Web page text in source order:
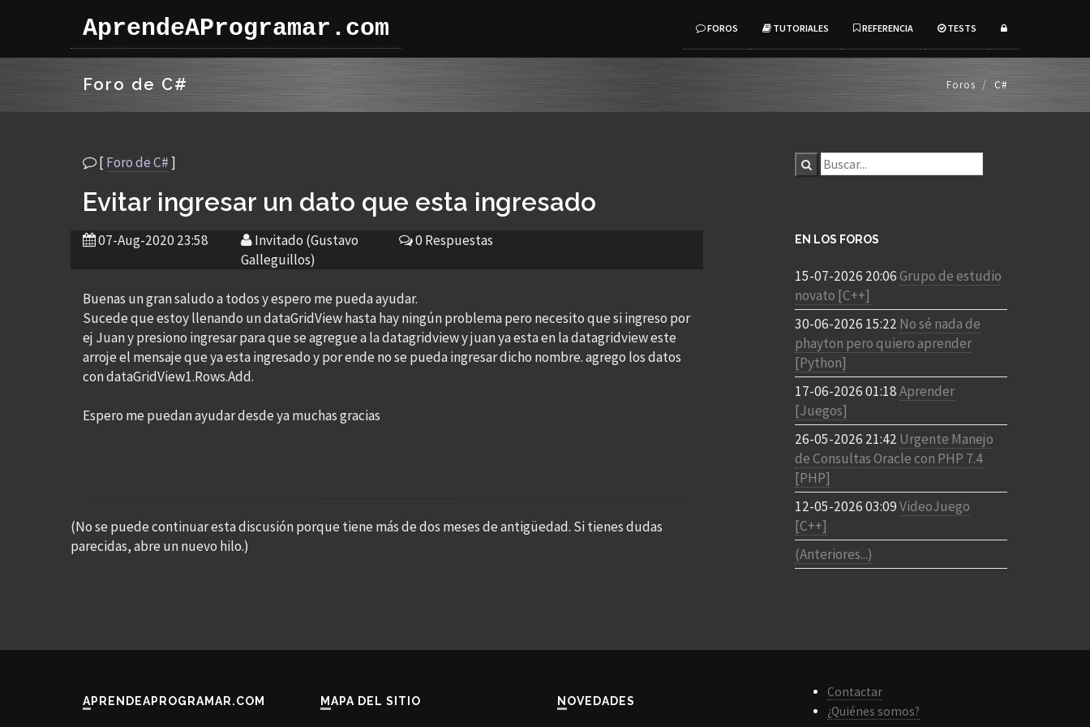
AprendeAProgramar.com FOROS TUTORIALES REFERENCIA TESTS
Foro de C# Foros C#
[Foro de C#]
Evitar ingresar un dato que esta ingresado
07-Aug-2020 23:58
Invitado (Gustavo
Galleguillos)
0 Respuestas
Buenas un gran saludo a todos y espero me pueda ayudar.
Sucede que estoy llenando un dataGridView hasta hay ningún problema pero necesito que si ingreso por
ej Juan y presiono ingresar para que se agregue a la datagridview y juan ya esta en la datagridview este
arroje el mensaje que ya esta ingresado y por ende no se pueda ingresar dicho nombre. agrego los datos
con dataGridView1.Rows.Add.
Espero me puedan ayudar desde ya muchas gracias
(No se puede continuar esta discusión porque tiene más de dos meses de antigüedad. Si tienes dudas
parecidas, abre un nuevo hilo.)
EN LOS FOROS
15-07-2026 20:06Grupo de estudio
novato [C++]
30-06-2026 15:22 No sé nada de
phayton pero quiero aprender
[Python]
17-06-2026 01:18Aprender
[Juegos]
26-05-2026 21:42 Urgente Manejo
de Consultas Oracle con PHP 7.4
[PHP]
12-05-2026 03:09VideoJuego
[C++]
(Anteriores...)
APRENDEAPROGRAMAR.COM MAPA DEL SITIO NOVEDADES
Contactar
¿Quiénes somos?